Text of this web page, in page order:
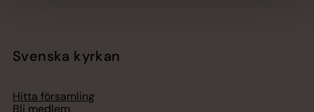
Svenska kyrkan
Hitta församling